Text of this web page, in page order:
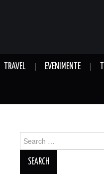
TRAVEL EVENIMENTE
for: